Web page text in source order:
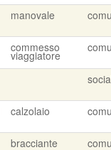
manovale
commesso
viaggiatore
calzolaio
bracciante